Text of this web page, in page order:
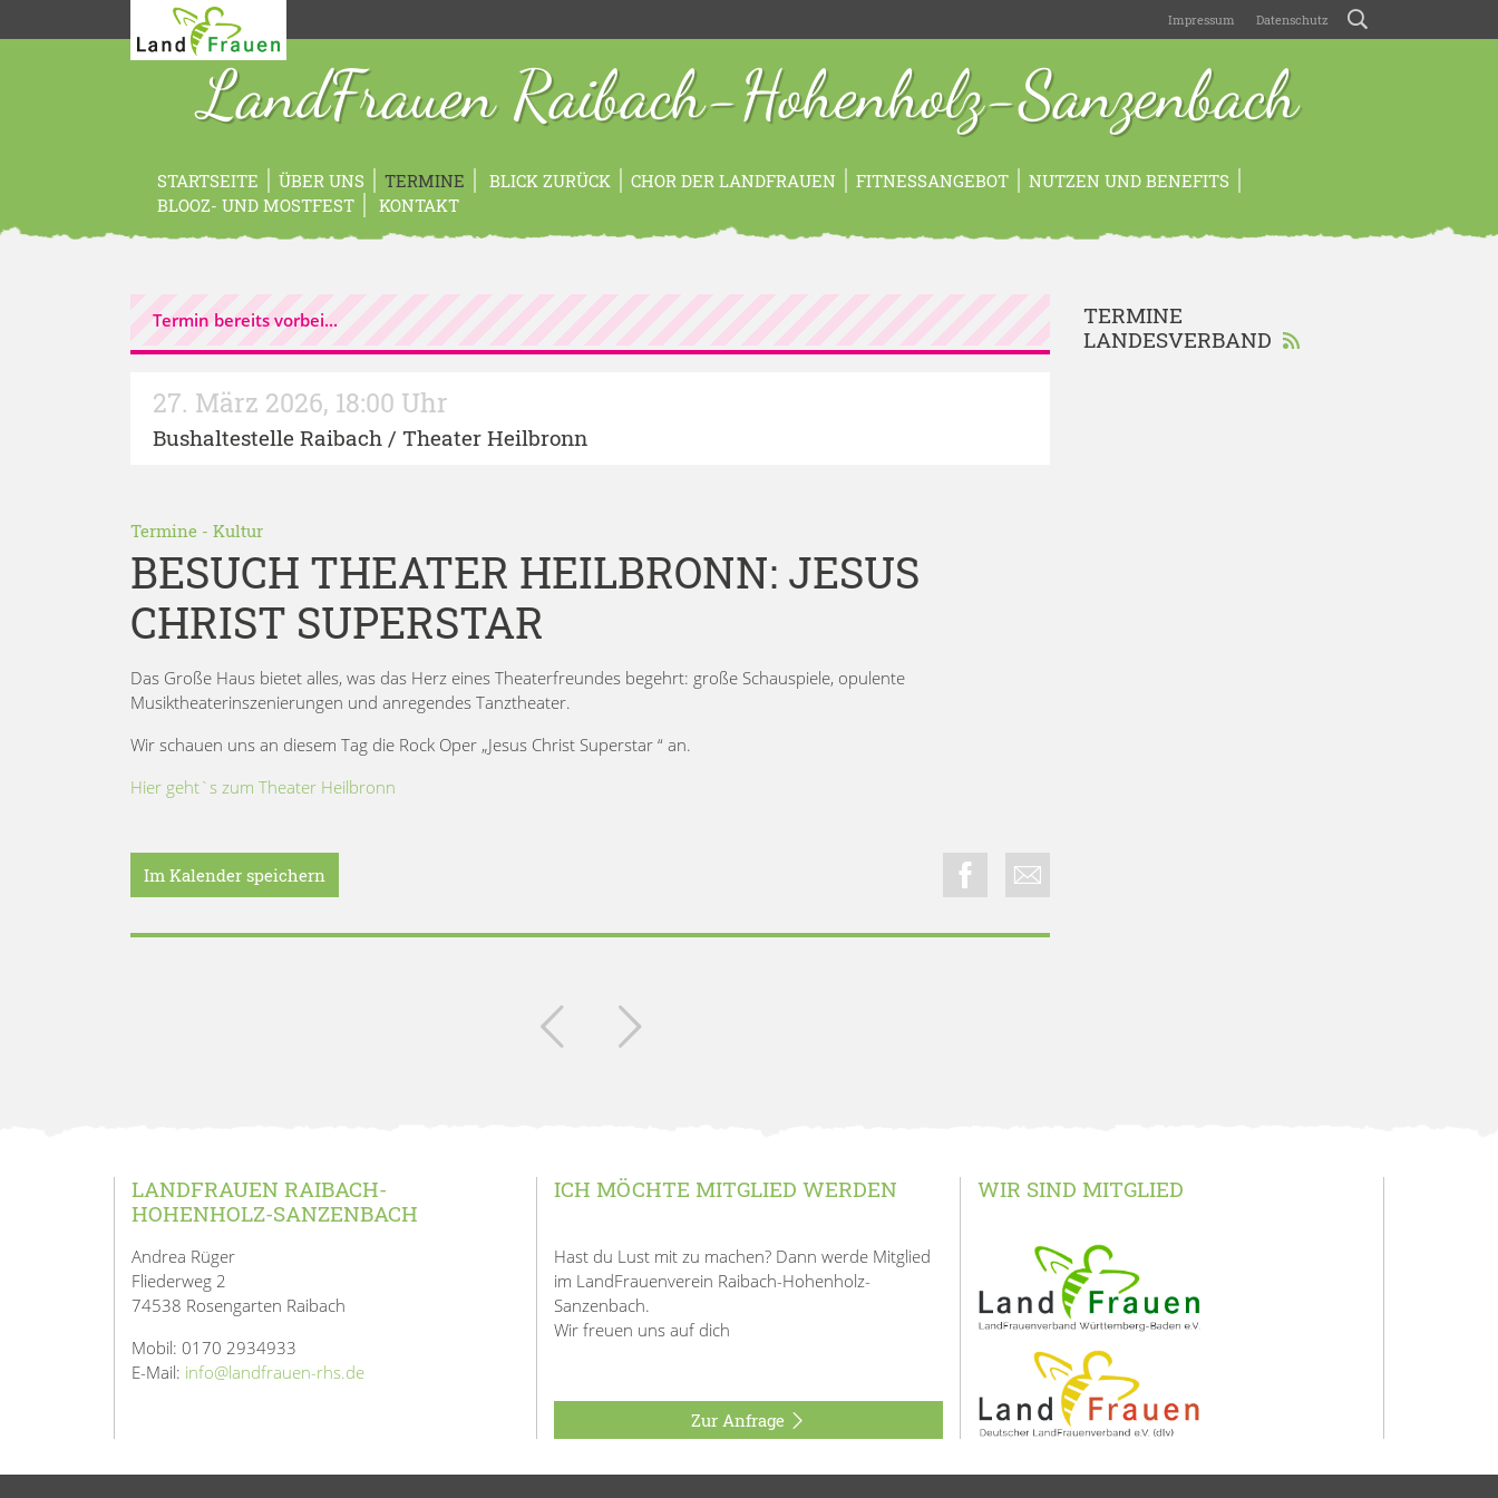
Impressum Datenschutz
LandFrauen Raibach-Hohenholz-Sanzenbach
STARTSEITE ÜBER UNS TERMINE BLICK ZURÜCK CHOR DER LANDFRAUEN FITNESSANGEBOT
NUTZEN UND BENEFITS
BLOOZ- UND MOSTFEST
KONTAKT
Termin bereits vorbei...
27. März 2026, 18:00 Uhr
Bushaltestelle Raibach / Theater Heilbronn
Termine - Kultur
BESUCH THEATER HEILBRONN: JESUS
CHRIST SUPERSTAR
Das Große Haus bietet alles, was das Herz eines Theaterfreundes begehrt: große Schauspiele, opulente
Musiktheaterinszenierungen und anregendes Tanztheater.
Wir schauen uns an diesem Tag die Rock Oper „Jesus Christ Superstar “ an.
Hier geht`s zum Theater Heilbronn
Im Kalender speichern
TERMINE
LANDESVERBAND
LANDFRAUEN RAIBACH-
HOHENHOLZ-SANZENBACH
Andrea Rüger
Fliederweg 2
74538 Rosengarten Raibach
Mobil: 0170 2934933
E-Mail: info@landfrauen-rhs.de
ICH MÖCHTE MITGLIED WERDEN
Hast du Lust mit zu machen? Dann werde Mitglied
im LandFrauenverein Raibach-Hohenholz-
Sanzenbach.
Wir freuen uns auf dich
Zur Anfrage
WIR SIND MITGLIED